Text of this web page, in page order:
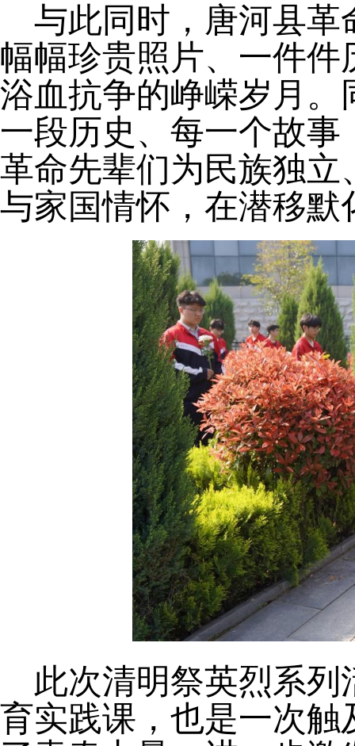
与此同时，唐河县革
幅幅珍贵照片、一件
浴血抗争的峥嵘岁月
一段历史、每一个故
革命先辈们为民族独
与家国情怀，在潜移
此次清明祭英烈系
育实践课，也是一次